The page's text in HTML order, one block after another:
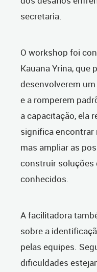
secretaria.
O workshop foi
Kauana Yrina, que
desenvolverem
e a romperem
a capacitação, ela
significa encontrar
mas ampliar as
construir soluções
conhecidos.
A facilitadora
sobre a
pelas equipes.
dificuldades